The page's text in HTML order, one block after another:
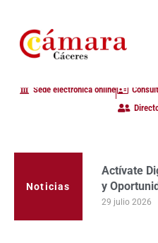
Sede electrónica online
Noticias
Actívate
y
29 julio 2026